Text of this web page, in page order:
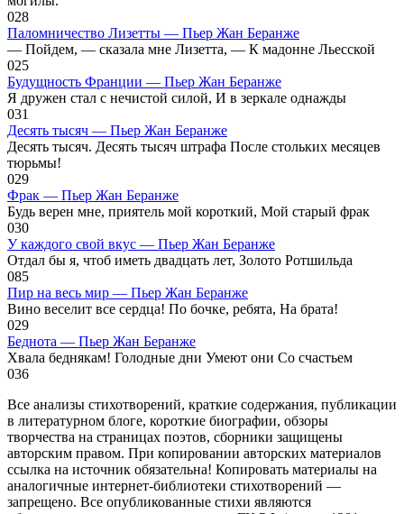
028
Паломничество Лизетты — Пьер Жан Беранже
— Пойдем, — сказала мне Лизетта, — К мадонне Льесской
025
Будущность Франции — Пьер Жан Беранже
Я дружен стал с нечистой силой, И в зеркале однажды
031
Десять тысяч — Пьер Жан Беранже
Десять тысяч. Десять тысяч штрафа После стольких месяцев
тюрьмы!
029
Фрак — Пьер Жан Беранже
Будь верен мне, приятель мой короткий, Мой старый фрак
030
У каждого свой вкус — Пьер Жан Беранже
Отдал бы я, чтоб иметь двадцать лет, Золото Ротшильда
085
Пир на весь мир — Пьер Жан Беранже
Вино веселит все сердца! По бочке, ребята, На брата!
029
Беднота — Пьер Жан Беранже
Хвала беднякам! Голодные дни Умеют они Со счастьем
036
Все анализы стихотворений, краткие содержания, публикации
в литературном блоге, короткие биографии, обзоры
творчества на страницах поэтов, сборники защищены
авторским правом. При копировании авторских материалов
ссылка на источник обязательна! Копировать материалы на
аналогичные интернет-библиотеки стихотворений —
запрещено. Все опубликованные стихи являются